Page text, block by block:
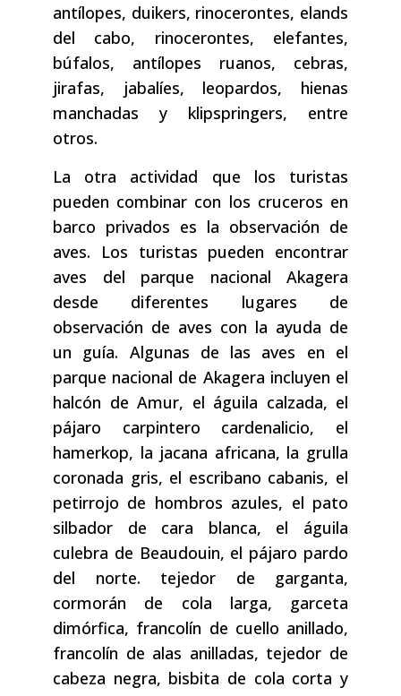
antílopes, duikers, rinocerontes, elands
del cabo, rinocerontes, elefantes,
búfalos, antílopes ruanos, cebras,
jirafas, jabalíes, leopardos, hienas
manchadas y klipspringers, entre
otros.
La otra actividad que los turistas
pueden combinar con los cruceros en
barco privados es la observación de
aves. Los turistas pueden encontrar
aves del parque nacional Akagera
desde diferentes lugares de
observación de aves con la ayuda de
un guía. Algunas de las aves en el
parque nacional de Akagera incluyen el
halcón de Amur, el águila calzada, el
pájaro carpintero cardenalicio, el
hamerkop, la jacana africana, la grulla
coronada gris, el escribano cabanis, el
petirrojo de hombros azules, el pato
silbador de cara blanca, el águila
culebra de Beaudouin, el pájaro pardo
del norte. tejedor de garganta,
cormorán de cola larga, garceta
dimórfica, francolín de cuello anillado,
francolín de alas anilladas, tejedor de
cabeza negra, bisbita de cola corta y